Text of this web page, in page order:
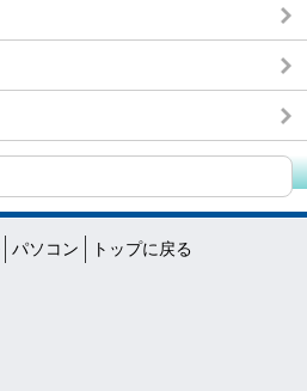
パソコン トップに戻る